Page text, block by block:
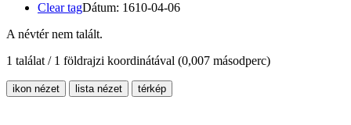
Clear tagDátum: 1610-04-06
A névtér nem talált.
1 találat / 1 földrajzi koordinátával (0,007 másodperc)
ikon nézet lista nézet térkép